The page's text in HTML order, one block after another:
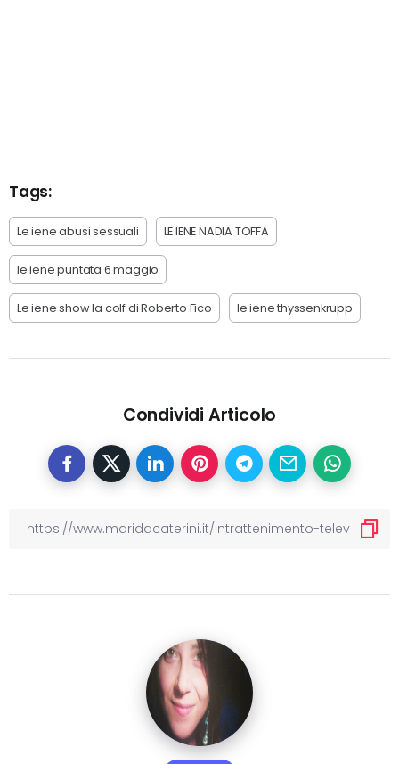
Tags:
Le iene abusi sessuali LE IENE NADIA TOFFA
le iene puntata 6 maggio
Le iene show la colf di Roberto Fico le iene thyssenkrupp
Condividi Articolo